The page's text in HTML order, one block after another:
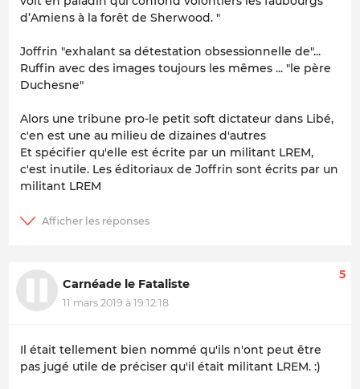
d’Amiens à la forêt de Sherwood. "
Joffrin "exhalant sa détestation obsessionnelle de"...
Ruffin avec des images toujours les mêmes ... "le père
Duchesne"
Alors une tribune pro-le petit soft dictateur dans Libé,
c'en est une au milieu de dizaines d'autres
Et spécifier qu'elle est écrite par un militant LREM,
c'est inutile. Les éditoriaux de Joffrin sont écrits par un
militant LREM
Carnéade le Fataliste
11 mars 2019 à 19:12:18
5
Il était tellement bien nommé qu'ils n'ont peut être
pas jugé utile de préciser qu'il était militant LREM. :)